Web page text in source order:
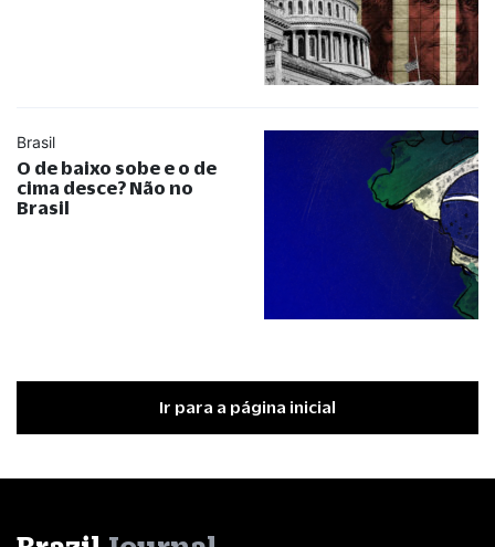
Brasil
O de baixo sobe e o de
cima desce? Não no
Brasil
Ir para a página inicial